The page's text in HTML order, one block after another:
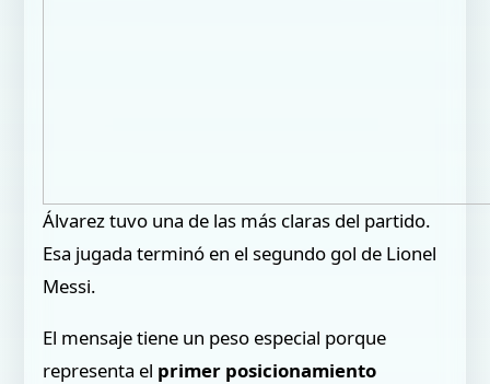
Álvarez tuvo una de las más claras del partido.
Esa jugada terminó en el segundo gol de Lionel
Messi.
El mensaje tiene un peso especial porque
representa el primer posicionamiento